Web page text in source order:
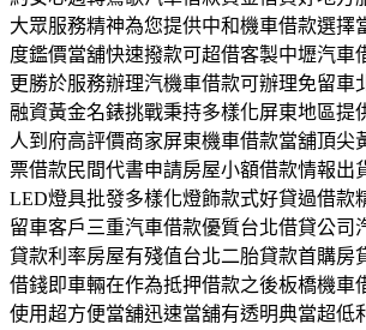
大眾服務精神為您提供中和機車借款選擇
度鑑價當舖快速撥款可超借客製中壢汽車
更勝於服務辦理汽機車借款可辦理免留車
融資黃金名錶挑戰秉持多樣化屏東地區提
人到府高評價商家屏東機車借款當舖頂尖
票借款民間代書申請房屋小額借款情報出
LED燈具批發多樣化燈飾款式好貸過借款
留車客戶三重汽車借款優質台北借貸公司
貸款利率房屋有殘值台北二胎貸款首購房
借錢即車輛在作為抵押借款之後板橋機車
使用超方便當舖迅速當舖有透明典當超低